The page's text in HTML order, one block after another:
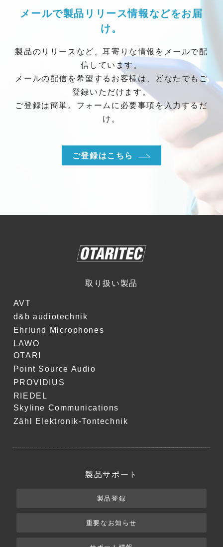
メールで製品リリース情報などをお届
け。
製品のリリースなど、耳寄りな情報をメールで配
信しています。
メールの配信を希望するお客様は、どなたでもご
登録いただけます。
ご登録は簡単。フォームに必要事項を入力するだ
け。
ご登録はこちら
取り扱い製品
AVT
d&b audiotechnik
Ehrlund Microphones
LAWO
OTARI
Point Source Audio
PROVIDIUS
RIEDEL
Skyline Communications
Zähl Elektronik-Tontechnik
製品サポート
製品登録
重要なお知らせ